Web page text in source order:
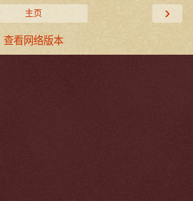
›
主页
查看网络版本